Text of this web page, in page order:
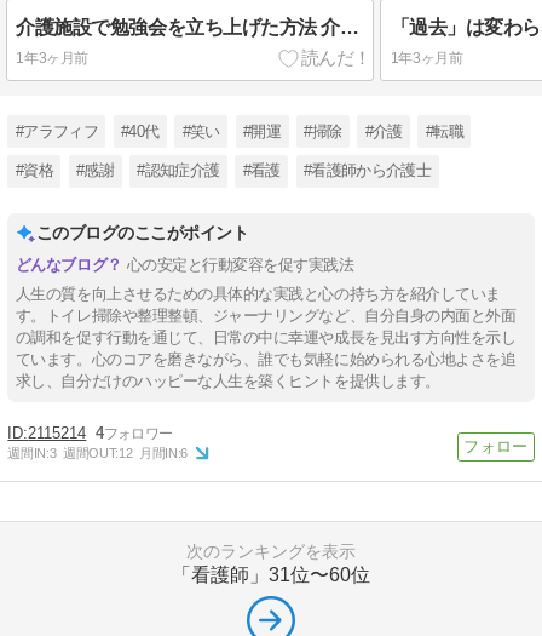
介護施設で勉強会を立ち上げた方法 介護・看護職員向け実践事例とコツ
1年3ヶ月前 1年3ヶ月前
#アラフィフ #40代 #笑い #開運 #掃除 #介護 #転職
#資格 #感謝 #認知症介護 #看護 #看護師から介護士
このブログのここがポイント
心の安定と行動変容を促す実践法
人生の質を向上させるための具体的な実践と心の持ち方を紹介していま
す。トイレ掃除や整理整頓、ジャーナリングなど、自分自身の内面と外面
の調和を促す行動を通じて、日常の中に幸運や成長を見出す方向性を示し
ています。心のコアを磨きながら、誰でも気軽に始められる心地よさを追
求し、自分だけのハッピーな人生を築くヒントを提供します。
2115214 4
週間IN:3 週間OUT:12 月間IN:6
次のランキングを表示
「看護師」 31位〜60位